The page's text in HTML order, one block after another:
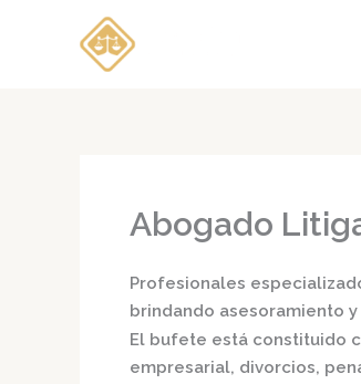
Abogado
Profesionales
brindando asesoramiento
El bufete está constituido
empresarial, divorcios,